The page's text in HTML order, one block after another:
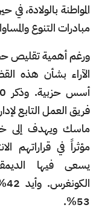
المواطنة بالولادة،
مبادرات التنوع
ورغم أهمية تقليص
الآراء بشأن هذه
فريق العمل التابع
ماسك ويهدف إلى
يسعى فيها
53%.